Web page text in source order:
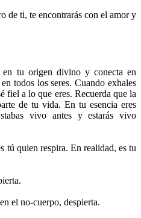
de ti, te encontrarás con el amor y
en tu origen divino y conecta en
todos los seres. Cuando exhales
fiel a lo que eres. Recuerda que la
de tu vida. En tu esencia eres
vivo antes y estarás vivo
tú quien respira. En realidad, es tu
el no-cuerpo, despierta.